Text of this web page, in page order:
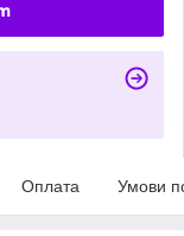
Оплата Умови